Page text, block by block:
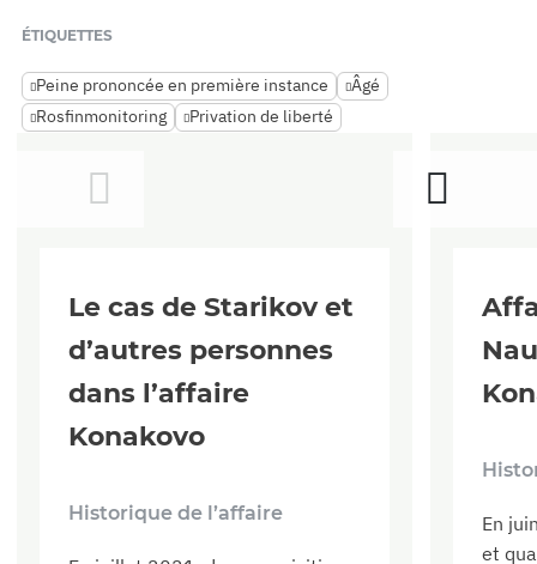
ÉTIQUETTES
Peine prononcée en première instance
Âgé
Rosfinmonitoring
Privation de liberté
Le cas de Starikov et
d’autres personnes
dans l’affaire
Konakovo
Historique de l’affaire
En
et